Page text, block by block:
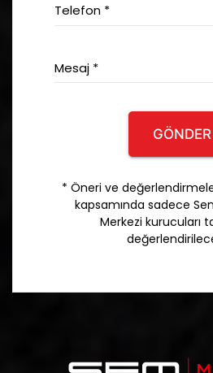
Telefon *
Mesaj *
GÖNDER
* Öneri ve
kapsamında sadece
Merkezi kurucuları